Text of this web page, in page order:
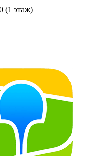
(1 этаж)